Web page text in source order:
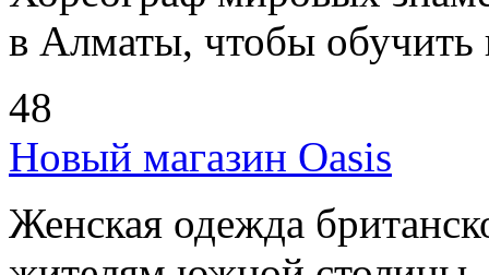
в Алматы, чтобы обучить
48
Новый магазин Oasis
Женская одежда